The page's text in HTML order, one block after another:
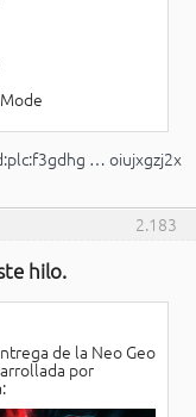
… oiujxgzj2x
2.183
hilo.
de la Neo Geo
por